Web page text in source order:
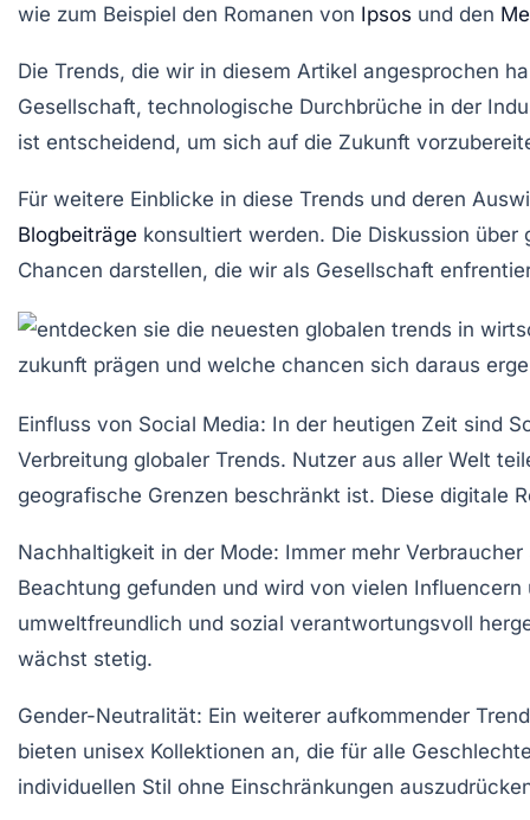
wie zum Beispiel den Romanen von Ipsos und den
Die Trends, die wir in diesem Artikel angesprochen
Gesellschaft, technologische Durchbrüche in der
ist entscheidend, um sich auf die Zukunft
Für weitere Einblicke in diese Trends und deren
Blogbeiträge konsultiert werden. Die Diskussion über
Chancen darstellen, die wir als Gesellschaft
Einfluss von Social Media: In der heutigen Zeit sind
Verbreitung globaler Trends. Nutzer aus aller Welt
geografische Grenzen beschränkt ist. Diese digitale
Nachhaltigkeit in der Mode: Immer mehr
Beachtung gefunden und wird von vielen
umweltfreundlich und sozial verantwortungsvoll
wächst stetig.
Gender-Neutralität: Ein weiterer aufkommender
bieten unisex Kollektionen an, die für alle
individuellen Stil ohne Einschränkungen